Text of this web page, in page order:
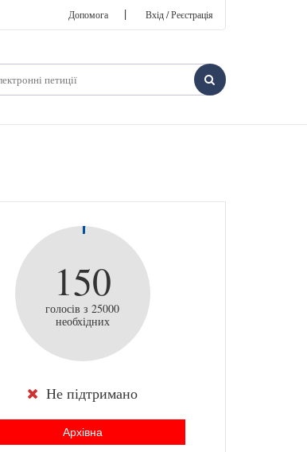
Допомога | Вхід / Реєстрація
150
голосів з 25000
необхідних
Не підтримано
Архівна